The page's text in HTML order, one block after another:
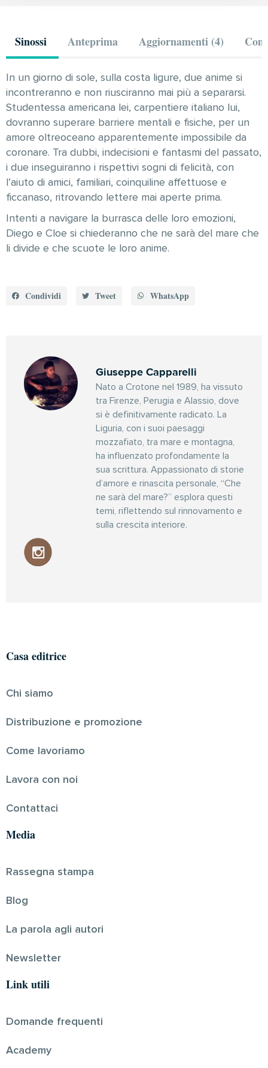
Sinossi Anteprima Aggiornamenti (4)
In un giorno di sole, sulla costa ligure, due anime si
incontreranno e non riusciranno mai più a separarsi.
Studentessa americana lei, carpentiere italiano lui,
dovranno superare barriere mentali e fisiche, per un
amore oltreoceano apparentemente impossibile da
coronare. Tra dubbi, indecisioni e fantasmi del passato,
i due inseguiranno i rispettivi sogni di felicità, con
l’aiuto di amici, familiari, coinquiline affettuose e
ficcanaso, ritrovando lettere mai aperte prima.
Intenti a navigare la burrasca delle loro emozioni,
Diego e Cloe si chiederanno che ne sarà del mare che
li divide e che scuote le loro anime.
Condividi Tweet WhatsApp
Giuseppe Capparelli
Nato a Crotone nel 1989, ha vissuto
tra Firenze, Perugia e Alassio, dove
si è definitivamente radicato. La
Liguria, con i suoi paesaggi
mozzafiato, tra mare e montagna,
ha influenzato profondamente la
sua scrittura. Appassionato di storie
d’amore e rinascita personale, “Che
ne sarà del mare?” esplora questi
temi, riflettendo sul rinnovamento e
sulla crescita interiore.
Casa editrice
Chi siamo
Distribuzione e promozione
Come lavoriamo
Lavora con noi
Contattaci
Media
Rassegna stampa
Blog
La parola agli autori
Newsletter
Link utili
Domande frequenti
Academy